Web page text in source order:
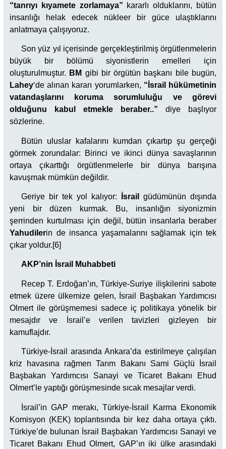
“tanrıyı kıyamete zorlamaya” kararlı olduklarını, bütün
insanlığı helak edecek nükleer bir güce ulaştıklarını
anlatmaya çalışıyoruz.
Son yüz yıl içerisinde gerçekleştirilmiş örgütlenmelerin
büyük bir bölümü siyonistlerin emelleri için
oluşturulmuştur. BM gibi bir örgütün başkanı bile bugün,
Lahey‘de alınan kararı yorumlarken, “İsrail hükümetinin
vatandaşlarını koruma sorumluluğu ve görevi
olduğunu kabul etmekle beraber..” diye başlıyor
sözlerine.
Bütün uluslar kafalarını kumdan çıkartıp şu gerçeği
görmek zorundalar: Birinci ve ikinci dünya savaşlarının
ortaya çıkarttığı örgütlenmelerle bir dünya barışına
kavuşmak mümkün değildir.
Geriye bir tek yol kalıyor: İsrail
güdümünün dışında
yeni bir düzen kurmak. Bu, insanlığın siyonizmin
şerrinden kurtulması için değil, bütün insanlarla beraber
Yahudilerin de insanca yaşamalarını sağlamak için tek
çıkar yoldur.[6]
AKP’nin İsrail Muhabbeti
Recep T. Erdoğan’ın, Türkiye-Suriye ilişkilerini sabote
etmek üzere ülkemize gelen, İsrail Başbakan Yardımcısı
Olmert ile görüşmemesi sadece iç politikaya yönelik bir
mesajdır ve İsrail’e verilen tavizleri gizleyen bir
kamuflajdır.
Türkiye-İsrail arasında Ankara’da estirilmeye çalışılan
kriz havasına rağmen Tarım Bakanı Sami Güçlü İsrail
Başbakan Yardımcısı Sanayi ve Ticaret Bakanı Ehud
Olmert’le yaptığı görüşmesinde sıcak mesajlar verdi.
İsrail’in GAP merakı, Türkiye-İsrail Karma Ekonomik
Komisyon (KEK) toplantısında bir kez daha ortaya çıktı.
Türkiye’de bulunan İsrail Başbakan Yardımcısı Sanayi ve
Ticaret Bakanı Ehud Olmert, GAP’ın iki ülke arasındaki